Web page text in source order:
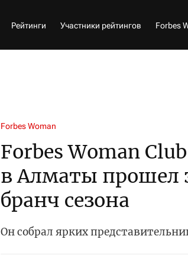
Рейтинги Участники рейтингов Forbes
Forbes Woman
Forbes Woman
в Алматы прошел
бранч сезона
Он собрал ярких